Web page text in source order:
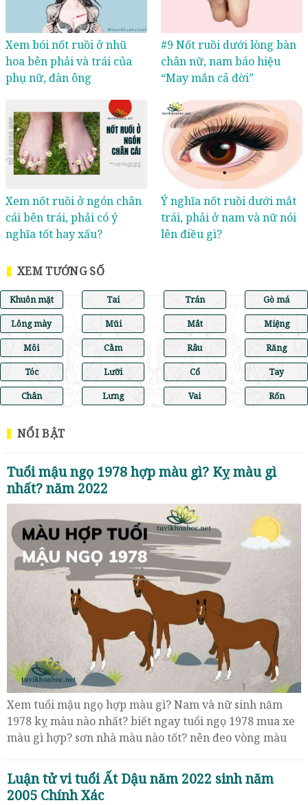
Xem bói nốt ruồi ở nhũ
hoa bên phải và trái của
phụ nữ, đàn ông
#9 Nốt ruồi dưới lòng bàn
chân nữ, nam báo hiệu
“May mắn cả đời”
Xem nốt ruồi ở ngón chân
cái bên trái, phải có ý
nghĩa tốt hay xấu?
Ý nghĩa nốt ruồi dưới mắt
trái, phải ở nam và nữ nói
lên điều gì?
XEM TƯỚNG SỐ
Khuôn mặt Tai Trán Gò má
Lông mày Mũi Mắt Miệng
Môi Cằm Râu Răng
Tóc Lưỡi Cổ Tay
Chân Lưng Vai Rốn
NỔI BẬT
Tuổi mậu ngọ 1978 hợp màu gì? Kỵ màu gì
nhất? năm 2022
Xem tuổi mậu ngọ hợp màu gì? Nam và nữ sinh năm
1978 kỵ màu nào nhất? biết ngay tuổi ngọ 1978 mua xe
màu gì hợp? sơn nhà màu nào tốt? nên đeo vòng màu
Luận tử vi tuổi Ất Dậu năm 2022 sinh năm
2005 Chính Xác